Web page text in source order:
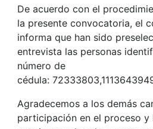
De acuerdo con el
la presente convocatoria, el
informa que han sido
entrevista las personas
número de
cédula:
Agradecemos a los demás
participación en el proceso y